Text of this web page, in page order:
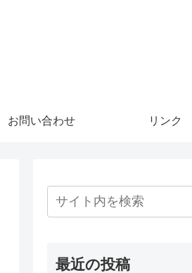
お問い合わせ リンク
最近の投稿